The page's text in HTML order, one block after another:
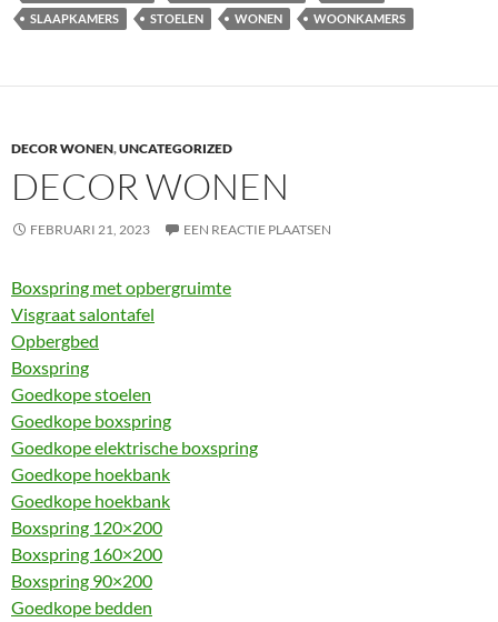
SLAAPKAMERS
STOELEN WONEN WOONKAMERS
DECOR WONEN,UNCATEGORIZED
DECOR WONEN
FEBRUARI 21, 2023 EEN REACTIE PLAATSEN
Boxspring met opbergruimte
Visgraat salontafel
Opbergbed
Boxspring
Goedkope stoelen
Goedkope boxspring
Goedkope elektrische boxspring
Goedkope hoekbank
Goedkope hoekbank
Boxspring 120×200
Boxspring 160×200
Boxspring 90×200
Goedkope bedden